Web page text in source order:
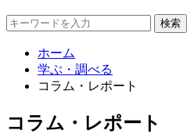
検索
ホーム
学ぶ・調べる
コラム・レポート
コラム・レポート